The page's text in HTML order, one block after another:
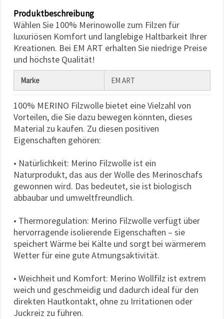
Produktbeschreibung
Wählen Sie 100% Merinowolle zum Filzen für
luxuriösen Komfort und langlebige Haltbarkeit Ihrer
Kreationen. Bei EM ART erhalten Sie niedrige Preise
und höchste Qualität!
Marke EM ART
100% MERINO Filzwolle bietet eine Vielzahl von
Vorteilen, die Sie dazu bewegen könnten, dieses
Material zu kaufen. Zu diesen positiven
Eigenschaften gehören:
• Natürlichkeit: Merino Filzwolle ist ein
Naturprodukt, das aus der Wolle des Merinoschafs
gewonnen wird. Das bedeutet, sie ist biologisch
abbaubar und umweltfreundlich.
• Thermoregulation: Merino Filzwolle verfügt über
hervorragende isolierende Eigenschaften – sie
speichert Wärme bei Kälte und sorgt bei wärmerem
Wetter für eine gute Atmungsaktivität.
• Weichheit und Komfort: Merino Wollfilz ist extrem
weich und geschmeidig und dadurch ideal für den
direkten Hautkontakt, ohne zu Irritationen oder
Juckreiz zu führen.